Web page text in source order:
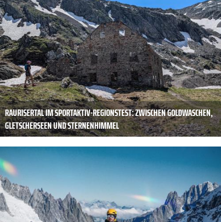
RAURISERTAL IM SPORTAKTIV-REGIONSTEST: ZWISCHEN GOLDWASCHEN,
GLETSCHERSEEN UND STERNENHIMMEL